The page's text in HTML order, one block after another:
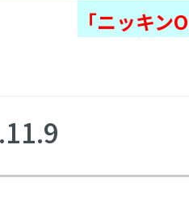
「ニッキン